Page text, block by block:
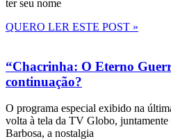
ter seu nome
QUERO LER ESTE POST »
“Chacrinha: O Eterno
continuação?
O programa especial exibido na
volta à tela da TV Globo,
Barbosa, a nostalgia